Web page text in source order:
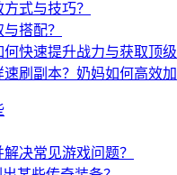
式与技巧？
搭配？
快速提升战力与获取顶级
刷副本？奶妈如何高效加
决常见游戏问题？